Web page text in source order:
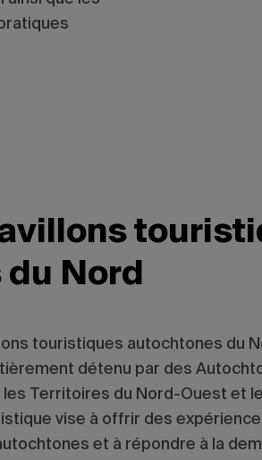
Nord
touristiques autochtones du
détenu par des
les Territoires du Nord-Ouest et
vise à offrir des
et à répondre à la